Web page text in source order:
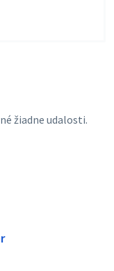
žiadne udalosti.